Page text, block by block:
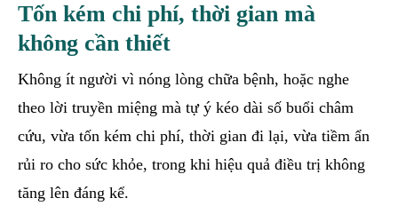
Tốn kém chi phí, thời gian mà
không cần thiết
Không ít người vì nóng lòng chữa bệnh, hoặc nghe
theo lời truyền miệng mà tự ý kéo dài số buổi châm
cứu, vừa tốn kém chi phí, thời gian đi lại, vừa tiềm ẩn
rủi ro cho sức khỏe, trong khi hiệu quả điều trị không
tăng lên đáng kể.